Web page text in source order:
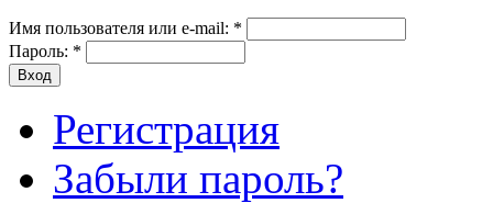
Имя пользователя или e-mail: *
Пароль: *
Регистрация
Забыли пароль?